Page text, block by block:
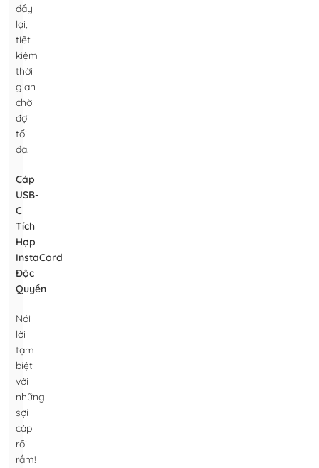
đầy
lại,
tiết
kiệm
thời
gian
chờ
đợi
tối
đa.
Cáp
USB-
C
Tích
Hợp
InstaCord
Độc
Quyền
Nói
lời
tạm
biệt
với
những
sợi
cáp
rối
rắm!